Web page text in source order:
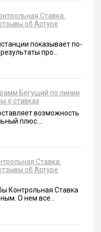
Ставка:
об Артуре
показывает по-
про...
Бегущий по линии
о ставках
возможность
плюс....
Ставка:
об Артуре
Контрольная Ставка
О нем все...